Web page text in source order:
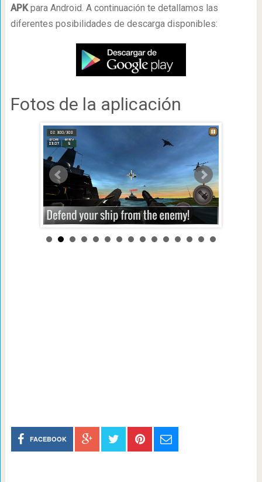
APKpara Android. A continuación te detallamos las
diferentes posibilidades de descarga disponibles:
Fotos de la aplicación
FACEBOOK